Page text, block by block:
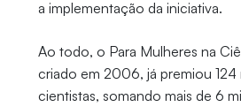
a implementação da iniciativa.
Ao todo, o Para Mulheres na
criado em 2006, já premiou 124
cientistas, somando mais de 6